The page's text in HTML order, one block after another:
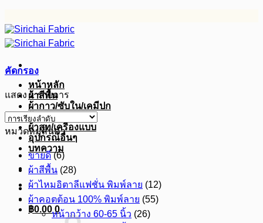
ไป
ยัง
หน้าหลัก
ผ้าสีพื้น
ผ้ากาว/ซับใน/เคมีปก
ผ้าดิบ
ผ้าสูท/เครื่องแบบ
อุปกรณ์อื่นๆ
บทความ
฿0.00 0
คัดกรอง
แสดง 1 รายการ
หมวดหมู่สินค้า
ขายดี (6)
ผ้าสีพื้น (28)
ผ้าไหมอิตาลีแฟชั่น พิมพ์ลาย (12)
ผ้าคอตต้อน 100% พิมพ์ลาย (55)
หน้ากว้าง 60-65 นิ้ว (26)